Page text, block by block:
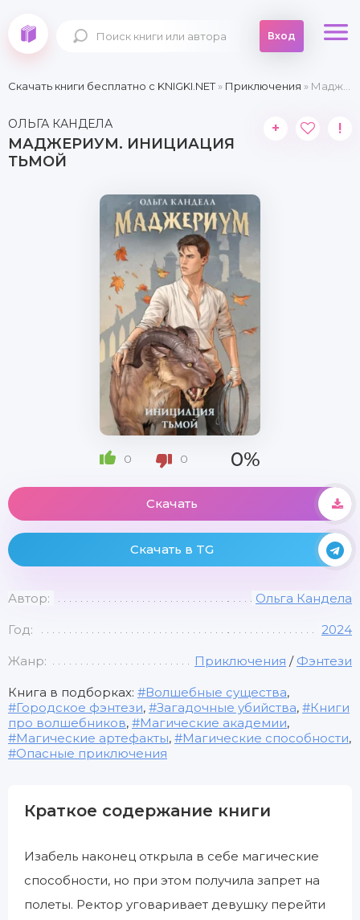
Вход
Скачать книги бесплатно c KNIGKI.NET» Приключения » Маджериум. Инициация тьмой
ОЛЬГА КАНДЕЛА
МАДЖЕРИУМ. ИНИЦИАЦИЯ
ТЬМОЙ
+ !
0 0 0%
Скачать
Скачать в TG
Автор: Ольга Кандела
Год: 2024
Жанр: Приключения / Фэнтези
Книга в подборках: Волшебные существа,
Городское фэнтези, Загадочные убийства,
Книги
про волшебников, Магические академии,
Магические артефакты, Магические способности,
Опасные приключения
Краткое содержание книги
Изабель наконец открыла в себе магические
способности, но при этом получила запрет на
полеты. Ректор уговаривает девушку перейти